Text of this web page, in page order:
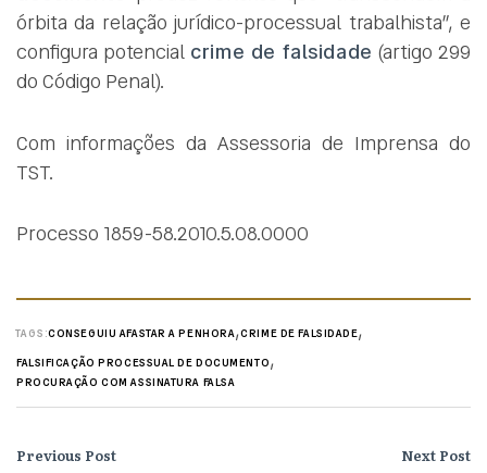
órbita da relação jurídico-processual trabalhista”, e
configura potencial crime de falsidade (artigo 299
do Código Penal).
Com informações da Assessoria de Imprensa do
TST.
Processo 1859-58.2010.5.08.0000
TAGS:CONSEGUIU AFASTAR A PENHORA,CRIME DE FALSIDADE,
FALSIFICAÇÃO PROCESSUAL DE DOCUMENTO,
PROCURAÇÃO COM ASSINATURA FALSA
Previous Post Next Post